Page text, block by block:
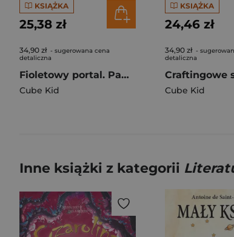
KSIĄŻKA
25,38 zł
34,90 zł - sugerowana cena
detaliczna
Fioletowy portal. Pamiętnik 8-bitowego kota. Minecraft pamiętnik 8 bitowego wojownika. Tom 7
Cube Kid
KSIĄŻKA
24,46 zł
34,90 zł -
detaliczna
Cube Kid
Inne książki z kategorii